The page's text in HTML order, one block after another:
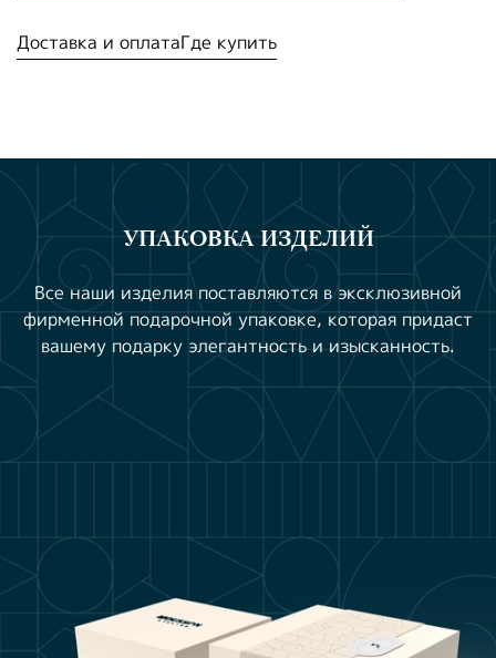
Доставка и оплатаГде купить
УПАКОВКА ИЗДЕЛИЙ
Все наши изделия поставляются в эксклюзивной
фирменной подарочной упаковке, которая придаст
вашему подарку элегантность и изысканность.